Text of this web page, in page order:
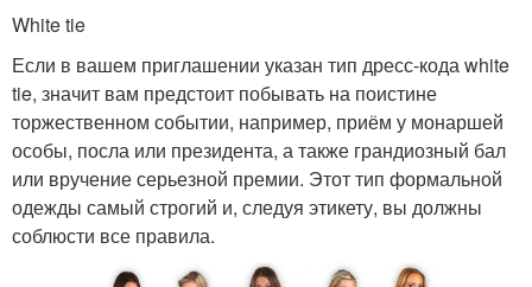
White tie
Если в вашем приглашении указан тип дресс-кода white
tie, значит вам предстоит побывать на поистине
торжественном событии, например, приём у монаршей
особы, посла или президента, а также грандиозный бал
или вручение серьезной премии. Этот тип формальной
одежды самый строгий и, следуя этикету, вы должны
соблюсти все правила.